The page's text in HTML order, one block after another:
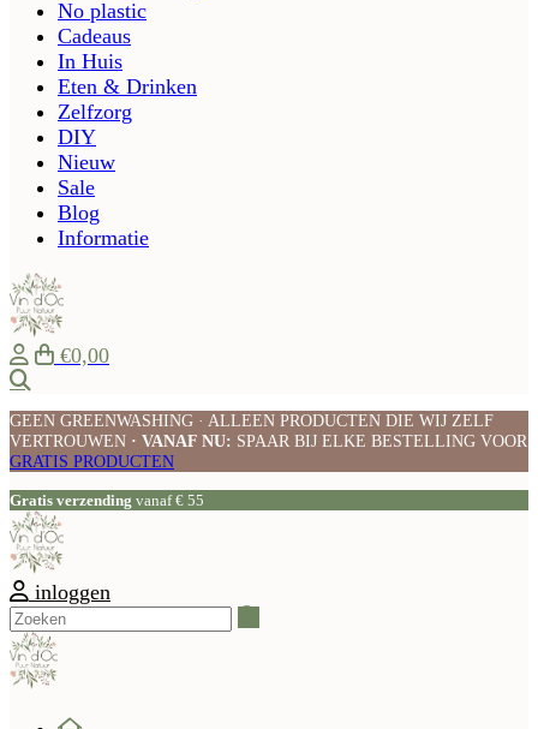
No plastic
Cadeaus
In Huis
Eten & Drinken
Zelfzorg
DIY
Nieuw
Sale
Blog
Informatie
€0,00
GEEN GREENWASHING · ALLEEN PRODUCTEN DIE WIJ ZELF
VERTROUWEN · VANAF NU: SPAAR BIJ ELKE BESTELLING VOOR
GRATIS PRODUCTEN
Gratis verzending vanaf € 55
inloggen